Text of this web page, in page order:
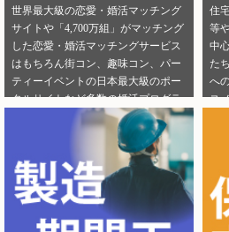
お知らせ」を見たという旨をご入力
ください。 メディパートナーにご登
録いただいている アフィリエイター
様は「お問い合わせはこちら」から
ご連絡ください。
に
ご
に
イ
ら
世界最大級の恋愛・婚活マッチング
サイトや「4,700万組」がマッチング
した恋愛・婚活マッチングサービス
はもちろん街コン、趣味コン、パー
ティーイベントの日本最大級のポー
タルサイトなど多数の婚活プログラ
ムを取り扱っております！ 新規でご
登録いただくアフィリエイター様は
「お申込みはこちら」からご登録時
のプロフィール欄に注目のカテゴリ
を見たという旨をご入力ください。
メディパートナーにご登録いただい
ているアフィリエイター様は「お問
住
等
中
た
へ
ス
ー
様
を
て
ア
こ
ル